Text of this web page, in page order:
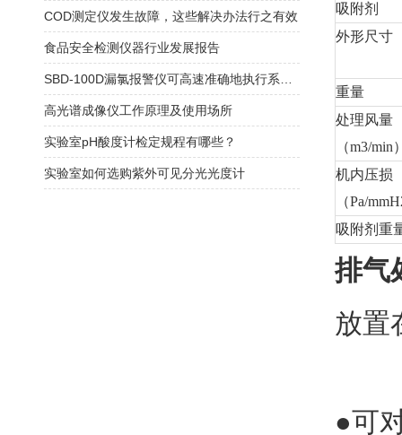
吸附剂
外形尺寸
重量
处理风量
（m3/min
机内压损
（Pa/
吸附剂重
排气
放置
●可
COD测定仪发生故障，这些解决办法行之有效
食品安全检测仪器行业发展报告
高光谱成像仪工作原理及使用场所
实验室pH酸度计检定规程有哪些？
实验室如何选购紫外可见分光光度计